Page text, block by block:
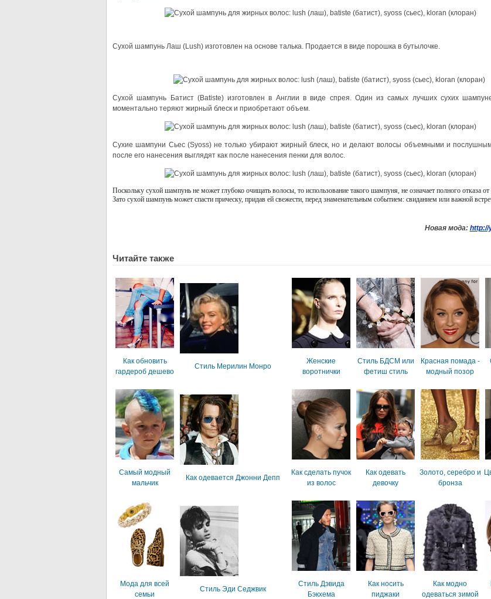
Сухой шампунь Лаш (Lush) изготовлен на основе талька. Продается в виде порошка в бутылочке.
Сухой шампунь Батист (Batiste) изготовлен в Англии в виде спрея. Один из самых лучших сухих
моментально теряют жирный блеск и приобретают объем.
Сухие шампуни Сьес (Syoss) не только убирают жирный блеск, но и делают волосы объемными и
после его нанесения выглядят как после нанесения пенки для волос.
Поскольку сухой шампунь не может глубоко очищать волосы, то использование такого шампуня, не означает полного отказа
Зато сухой шампунь может спасти прическу, придав ей свежести, перед знаменательным событием: свиданием или важной
Новая мода: http://
Читайте также
Как обновить
гардероб дешево
Стиль Мерилин Монро
Женские
воротнички
Стиль БДСМ или
фетиш стиль
Красная помада -
модный позор
Самый модный
мальчик
Как одевается Джонни Депп
Как сделать пучок
из волос
Как одевать
девочку
Золото, серебро и
бронза
Мода для всей
семьи
Стиль Эди Седжвик
Стиль Дэвида
Бэкхема
Как носить
пиджаки
Как модно
одеваться зимой